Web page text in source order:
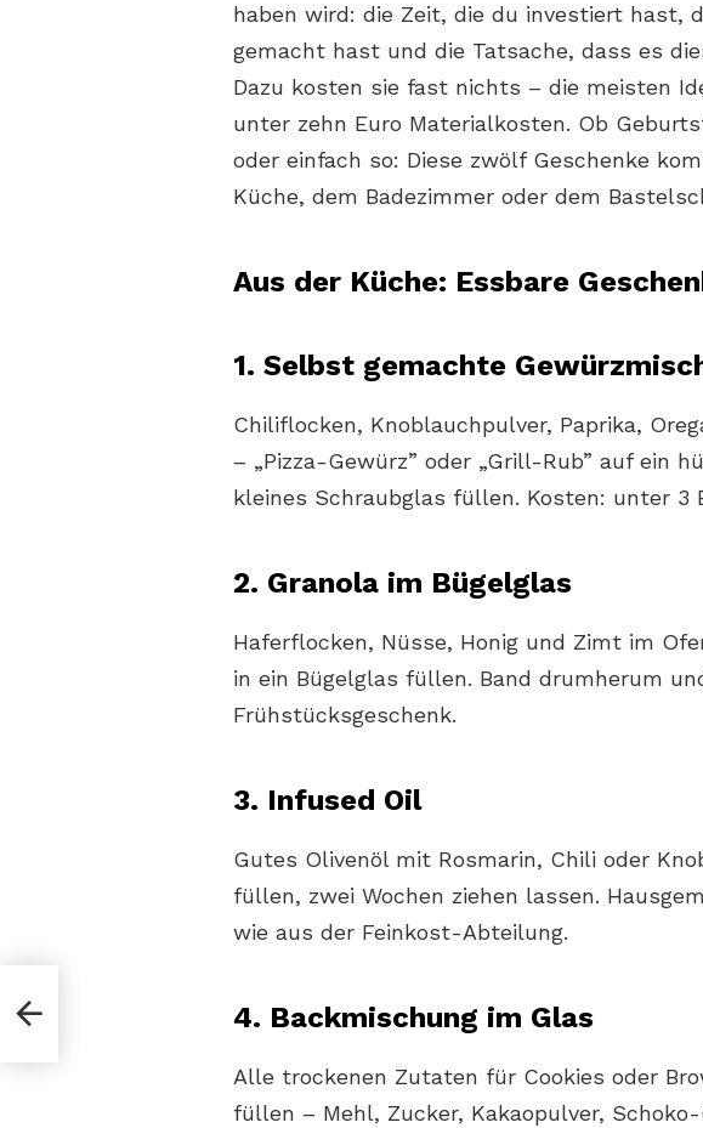
haben wird: die Zeit, die du investiert hast,
gemacht hast und die Tatsache, dass es
Dazu kosten sie fast nichts – die meisten
unter zehn Euro Materialkosten. Ob
oder einfach so: Diese zwölf Geschenke
Küche, dem Badezimmer oder dem
Aus der Küche: Essbare
1. Selbst gemachte
Chiliflocken, Knoblauchpulver, Paprika,
– „Pizza-Gewürz” oder „Grill-Rub” auf ein
kleines Schraubglas füllen. Kosten: unter 3
2. Granola im Bügelglas
Haferflocken, Nüsse, Honig und Zimt im
in ein Bügelglas füllen. Band drumherum
Frühstücksgeschenk.
3. Infused Oil
Gutes Olivenöl mit Rosmarin, Chili oder
füllen, zwei Wochen ziehen lassen.
wie aus der Feinkost-Abteilung.
4. Backmischung im Glas
Alle trockenen Zutaten für Cookies oder
füllen – Mehl, Zucker, Kakaopulver,
zu